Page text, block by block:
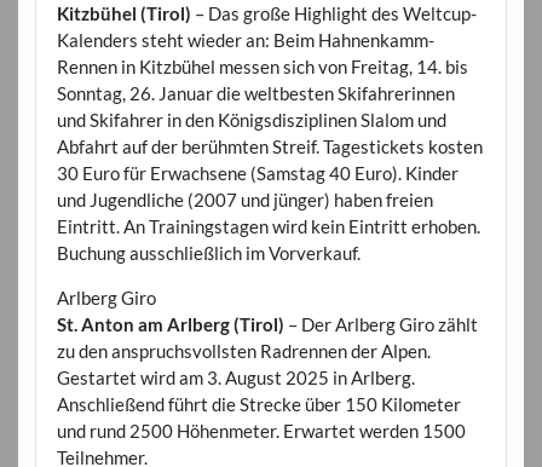
Kitzbühel (Tirol) – Das große Highlight des Weltcup-
Kalenders steht wieder an: Beim Hahnenkamm-
Rennen in Kitzbühel messen sich von Freitag, 14. bis
Sonntag, 26. Januar die weltbesten Skifahrerinnen
und Skifahrer in den Königsdisziplinen Slalom und
Abfahrt auf der berühmten Streif. Tagestickets kosten
30 Euro für Erwachsene (Samstag 40 Euro). Kinder
und Jugendliche (2007 und jünger) haben freien
Eintritt. An Trainingstagen wird kein Eintritt erhoben.
Buchung ausschließlich im Vorverkauf.
Arlberg Giro
St. Anton am Arlberg (Tirol) – Der Arlberg Giro zählt
zu den anspruchsvollsten Radrennen der Alpen.
Gestartet wird am 3. August 2025 in Arlberg.
Anschließend führt die Strecke über 150 Kilometer
und rund 2500 Höhenmeter. Erwartet werden 1500
Teilnehmer.